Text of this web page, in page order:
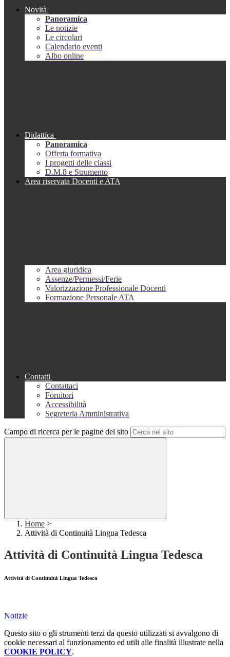
Novità
Panoramica
Le notizie
Le circolari
Calendario eventi
Albo online
Didattica
Panoramica
Offerta formativa
I progetti delle classi
D.M.8 e Strumento
Area riservata Docenti e ATA
Area giuridica
Assenze/Permessi/Ferie
Valorizzazione Professionale Docenti
Formazione Personale ATA
Contatti
Contattaci
Fornitori
Accessibilità
Segreteria Amministrativa
Campo di ricerca per le pagine del sito
Home >
Attività di Continuità Lingua Tedesca
Attività di Continuità Lingua Tedesca
Attività di Continuità Lingua Tedesca
Notizie
Questo sito o gli strumenti terzi da questo utilizzati si avvalgono di
cookie necessari al funzionamento ed utili alle finalità illustrate nella
COOKIE POLICY.